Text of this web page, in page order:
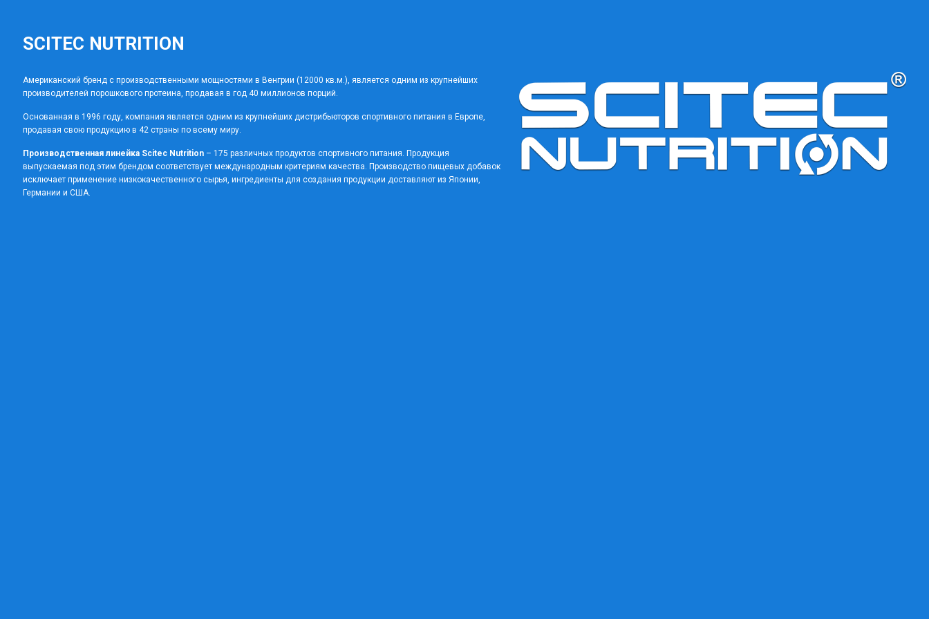
SCITEC NUTRITION
Американский бренд с производственными мощностями в Венгрии (12000 кв.м.), является одним из крупнейших
производителей порошкового протеина, продавая в год 40 миллионов порций.
Основанная в 1996 году, компания является одним из крупнейших дистрибьюторов спортивного питания в Европе,
продавая свою продукцию в 42 страны по всему миру.
Производственная линейка Scitec Nutrition – 175 различных продуктов спортивного питания. Продукция
выпускаемая под этим брендом соответствует международным критериям качества. Производство пищевых добавок
исключает применение низкокачественного сырья, ингредиенты для создания продукции доставляют из Японии,
Германии и США.